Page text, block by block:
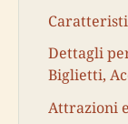
Dettagli
Biglietti,
Attrazioni